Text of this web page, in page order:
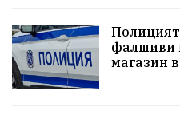
досъдебно производство
Благотворителност
фалшиви
магазин